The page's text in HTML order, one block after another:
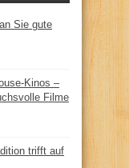
Sie gute
Kinos –
Filme
trifft auf